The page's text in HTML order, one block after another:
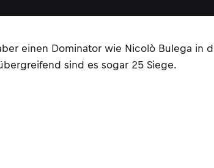
einen Dominator wie Nicolò Bulega in
sind es sogar 25 Siege.